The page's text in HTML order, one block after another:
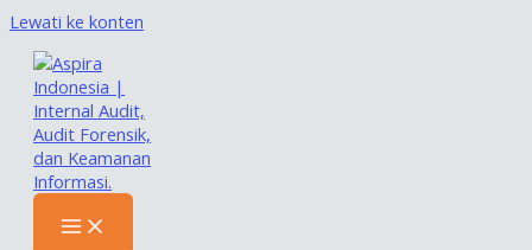
Lewati ke konten